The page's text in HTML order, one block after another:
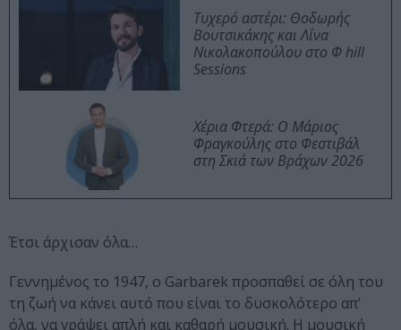
Τυχερό αστέρι: Θοδωρής
Βουτσικάκης και Λίνα
Νικολακοπούλου στο Φ hill
Sessions
Χέρια Φτερά: Ο Μάριος
Φραγκούλης στο Φεστιβάλ
στη Σκιά των Βράχων 2026
Έτσι άρχισαν όλα…
Γεννημένος το 1947, ο Garbarek προσπαθεί σε όλη του
τη ζωή να κάνει αυτό που είναι το δυσκολότερο απ’
όλα, να γράψει απλή και καθαρή μουσική. Η μουσική